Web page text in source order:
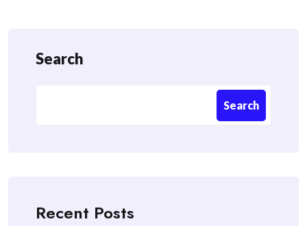
Search
Search
Recent Posts